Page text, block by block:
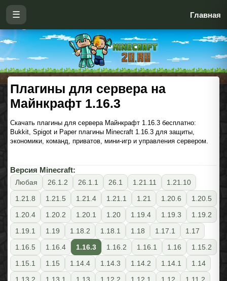
☰ Главная
Плагины для сервера на
Майнкрафт 1.16.3
Скачать плагины для сервера Майнкрафт 1.16.3 бесплатно:
Bukkit, Spigot и Paper плагины Minecraft 1.16.3 для защиты,
экономики, команд, приватов, мини-игр и управления сервером.
Версия Minecraft:
Любая 26.1.2 26.1.1 26.1 1.21.11
1.21.10
1.21.8
1.21.5 1.21.4 1.21.1 1.21 1.20.6
1.20.5
1.20.4
1.20.2 1.20.1 1.20 1.19.4 1.19.3
1.19.2
1.19.1
1.19 1.18.2 1.18.1 1.18 1.17.1
1.17
1.16.5
1.16.4 1.16.3 1.16.2 1.16.1 1.16
1.15.2
1.15.1
1.15 1.14.4 1.14.3 1.14.2 1.14.1
1.14